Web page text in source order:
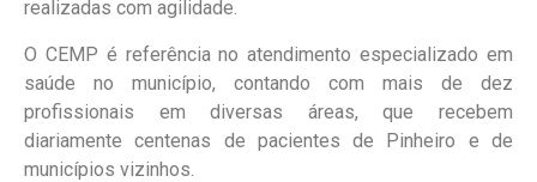
realizadas com agilidade.
O CEMP é referência no atendimento especializado em
saúde no município, contando com mais de dez
profissionais em diversas áreas, que recebem
diariamente centenas de pacientes de Pinheiro e de
municípios vizinhos.